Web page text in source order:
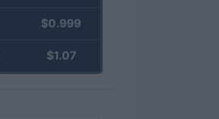
$0.999
$1.07